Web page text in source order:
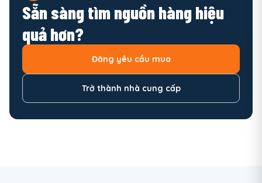
Sẵn sàng tìm nguồn hàng hiệu
quả hơn?
Đăng yêu cầu mua
Trở thành nhà cung cấp